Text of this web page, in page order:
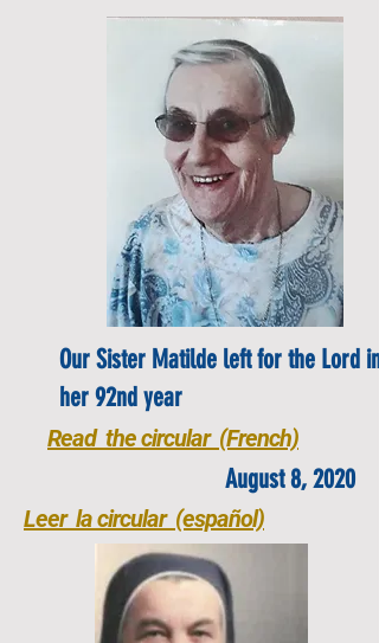
Our Sister Matilde left for the Lord in
her 92nd year
Read the circular (French)
August 8, 2020
Leer la circular (español)